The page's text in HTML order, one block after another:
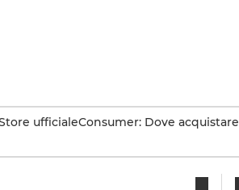
ufficialeConsumer: Dove acquistare